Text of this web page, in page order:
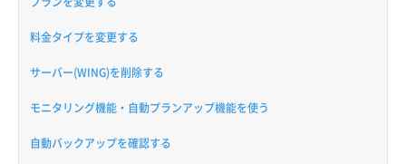
料金タイプを変更する
サーバー(WING)を削除する
モニタリング機能・自動プランアップ機能を使う
自動バックアップを確認する